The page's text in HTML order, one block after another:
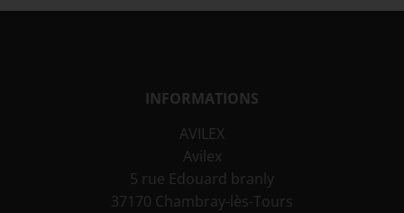
INFORMATIONS
AVILEX
Avilex
5 rue Edouard branly
37170 Chambray-lès-Tours